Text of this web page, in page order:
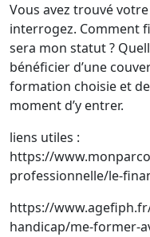
Vous avez trouvé
interrogez. Comment
sera mon statut ?
bénéficier d’une
formation choisie et
moment d’y entrer.
liens utiles :
https://
professionnelle/le-
https://
handicap/me-former-